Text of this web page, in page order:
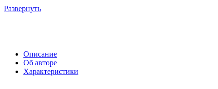
Развернуть
Описание
Об авторе
Характеристики